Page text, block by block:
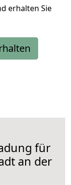
erhalten Sie
für
an der